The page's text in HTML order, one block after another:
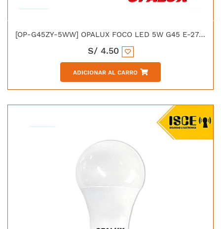
[OP-G45ZY-5WW] OPALUX FOCO LED 5W G45 E-27 LUZ CALIDA 420LM 3000K 185-264VAC
S/ 4.50
ADICIONAR AL CARRO